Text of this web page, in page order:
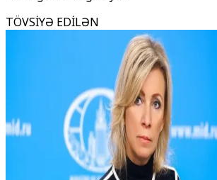
TÖVSİYƏ EDİLƏN